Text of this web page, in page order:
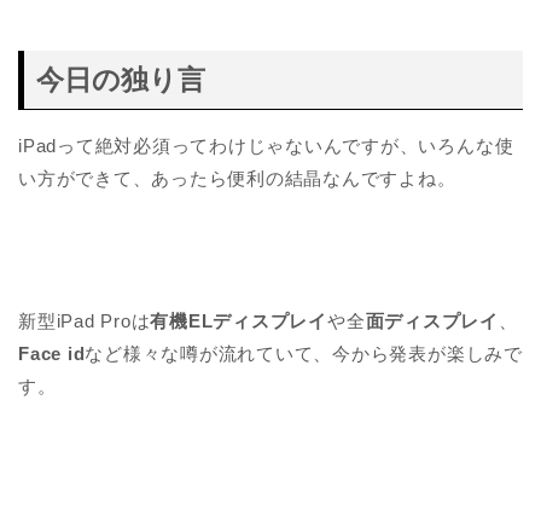
今日の独り言
iPadって絶対必須ってわけじゃないんですが、いろんな使
い方ができて、あったら便利の結晶なんですよね。
新型iPad Proは有機ELディスプレイや全面ディスプレイ 、
Face idなど様々な噂が流れていて、今から発表が楽しみで
す。